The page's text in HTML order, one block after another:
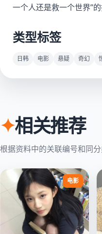
一个人还是救一个世界”
类型标签
日韩 电影 悬疑 奇幻
✦相关推荐
根据资料中的关联编号和同
电影